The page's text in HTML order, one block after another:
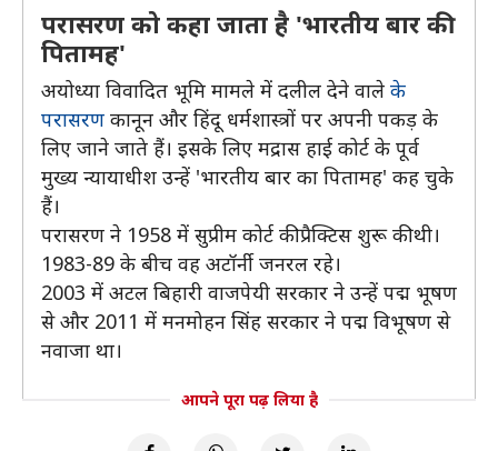
परासरण को कहा जाता है 'भारतीय बार की
पितामह'
अयोध्या विवादित भूमि मामले में दलील देने वाले के
परासरण कानून और हिंदू धर्मशास्त्रों पर अपनी पकड़ के
लिए जाने जाते हैं। इसके लिए मद्रास हाई कोर्ट के पूर्व
मुख्य न्यायाधीश उन्हें 'भारतीय बार का पितामह' कह चुके
हैं।
परासरण ने 1958 में सुप्रीम कोर्ट की प्रैक्टिस शुरू की थी।
1983-89 के बीच वह अटॉर्नी जनरल रहे।
2003 में अटल बिहारी वाजपेयी सरकार ने उन्हें पद्म भूषण
से और 2011 में मनमोहन सिंह सरकार ने पद्म विभूषण से
नवाजा था।
आपने पूरा पढ़ लिया है